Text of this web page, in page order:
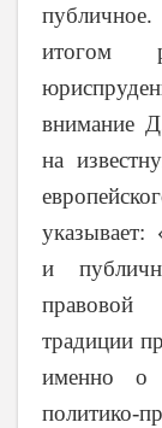
итогом
внимание
на
указывает:
и
правовой
традиции
именно о
политико-